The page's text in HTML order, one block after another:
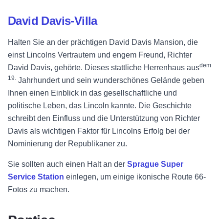
David Davis-Villa
Halten Sie an der prächtigen David Davis Mansion, die
einst Lincolns Vertrautem und engem Freund, Richter
David Davis, gehörte. Dieses stattliche Herrenhaus ausdem
19. Jahrhundert und sein wunderschönes Gelände geben
Ihnen einen Einblick in das gesellschaftliche und
politische Leben, das Lincoln kannte. Die Geschichte
schreibt den Einfluss und die Unterstützung von Richter
Davis als wichtigen Faktor für Lincolns Erfolg bei der
Nominierung der Republikaner zu.
Sie sollten auch einen Halt an der Sprague Super
Service Station einlegen, um einige ikonische Route 66-
Fotos zu machen.